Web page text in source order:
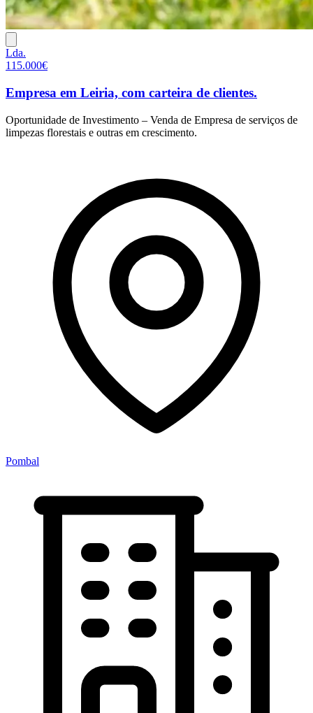
Lda.
115.000€
Empresa em Leiria, com carteira de clientes.
Oportunidade de Investimento – Venda de Empresa de serviços de
limpezas florestais e outras em crescimento.
Pombal